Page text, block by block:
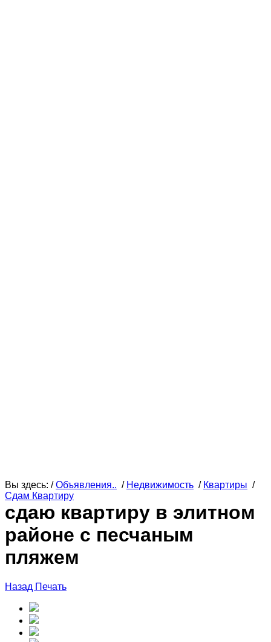
Вы здесь: /Объявления.. / Недвижимость / Квартиры /
Сдам Квартиру
сдаю квартиру в элитном
районе с песчаным
пляжем
Назад Печать